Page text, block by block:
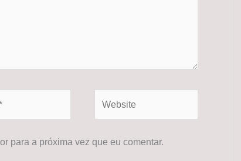
para a próxima vez que eu comentar.